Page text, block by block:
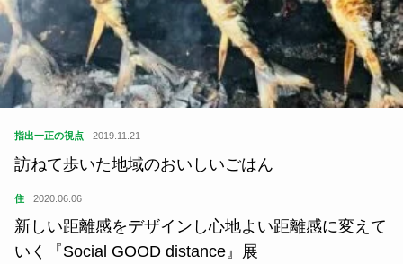
指出一正の視点 2019.11.21
訪ねて歩いた地域のおいしいごはん
住 2020.06.06
新しい距離感をデザインし心地よい距離感に変えて
いく『Social GOOD distance』展